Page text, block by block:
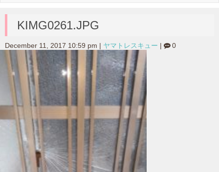
KIMG0261.JPG
December 11, 2017 10:59 pm ヤマトレスキュー 0